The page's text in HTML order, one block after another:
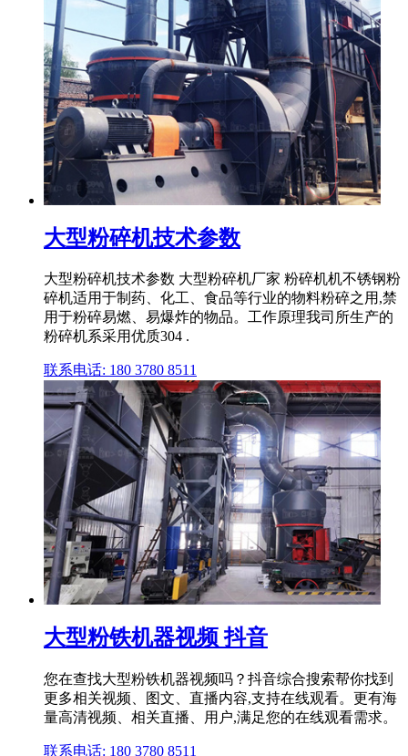
大型粉碎机技术参数
大型粉碎机技术参数 大型粉碎机厂家 粉碎机机不锈钢粉
碎机适用于制药、化工、食品等行业的物料粉碎之用,禁
用于粉碎易燃、易爆炸的物品。工作原理我司所生产的
粉碎机系采用优质304 .
联系电话: 180 3780 8511
大型粉铁机器视频 抖音
您在查找大型粉铁机器视频吗？抖音综合搜索帮你找到
更多相关视频、图文、直播内容,支持在线观看。更有海
量高清视频、相关直播、用户,满足您的在线观看需求。
联系电话: 180 3780 8511